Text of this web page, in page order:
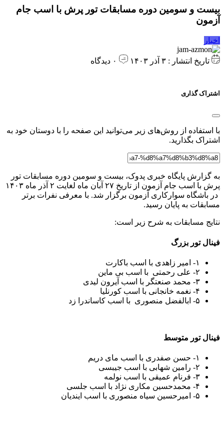
بیست و سومین دوره مسابقات تور پرش با اسب جام
آزمون
اخبار
تاریخ انتشار : ۳ آذر ۱۴۰۳
اشتراک گذاری
با استفاده از روش‌های زیر می‌توانید این صفحه را با دوستان خود به
اشتراک بگذارید.
به گزارش پایگاه خبری پدوک، بیست و سومین دوره مسابقات تور
پرش با اسب جام آزمون از تاریخ ۲۷ آبان ماه لغایت ۲ آذر ماه ۱۴۰۳
در باشگاه سوارکاری آزمون برگزار شد. با معرفی نفرات برتر
مسابقات به پایان رسید.
نتایج مسابقات به شرح زیر است:
فینال تور بزرگ
۱- امیر زاهدی با اسب باکارت
۲- علی رحمتی با اسب بی ماین
۳- محمد صنعتگر با اسب آیرون لیدی
۴- نغمه خانجانی با اسب کورنلیا
۵- ابالفضل منصوری با اسب‌ کاساندرا زد
فینال تور متوسط
۱- حسن صفدری با اسب مای دریم
۲- رامین شهابی با اسب جیبسی
۳- فرنام عمیقی با اسب نولمه
۴- محمدحسین مکاری نژاد با اسب ‌جلسی
۵- امیرحسین سیاه منصوری با اسب‌ ایندیان